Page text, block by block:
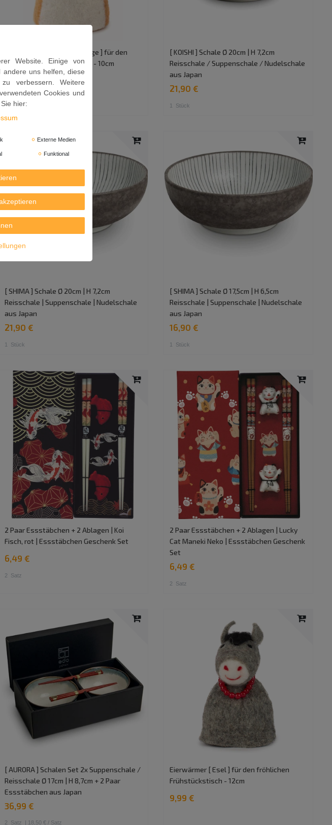
Eierwärmer [ Fuchs mit Fliege ] für den
fröhlichen Frühstückstisch - 10cm
9,99 €
[ KOISHI ] Schale Ø 20cm | H 7,2cm
Reisschale / Suppenschale / Nudelschale
aus Japan
21,90 €
1 Stück
[ SHIMA ] Schale Ø 20cm | H 7,2cm
Reisschale | Suppenschale | Nudelschale
aus Japan
21,90 €
1 Stück
[ SHIMA ] Schale Ø 17,5cm | H 6,5cm
Reisschale | Suppenschale | Nudelschale
aus Japan
16,90 €
1 Stück
2 Paar Essstäbchen + 2 Ablagen | Koi
Fisch, rot | Essstäbchen Geschenk Set
6,49 €
2 Satz
2 Paar Essstäbchen + 2 Ablagen | Lucky
Cat Maneki Neko | Essstäbchen Geschenk
Set
6,49 €
2 Satz
[ AURORA ] Schalen Set 2x Suppenschale /
Reisschale Ø 17cm | H 8,7cm + 2 Paar
Essstäbchen aus Japan
36,99 €
2 Satz | 18,50 € / Satz
Eierwärmer [ Esel ] für den fröhlichen
Frühstückstisch - 12cm
9,99 €
Website. Einige von
andere uns helfen, diese
verbessern. Weitere
Cookies und
hier:
Externe Medien
Funktional